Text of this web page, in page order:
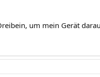
um mein Gerät